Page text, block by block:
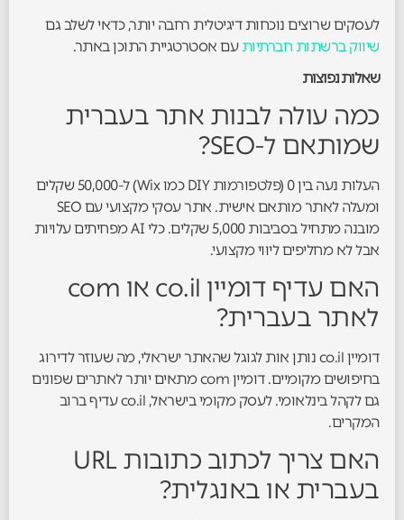
לעסקים שרוצים נוכחות דיגיטלית רחבה יותר, כדאי לשלב גם
שיווק ברשתות חברתיותעם אסטרטגיית התוכן באתר.
שאלות נפוצות
כמה עולה לבנות אתר בעברית
שמותאם ל-SEO?
העלות נעה בין 0 (פלטפורמות DIY כמו Wix) ל-50,000 שקלים
ומעלה לאתר מותאם אישית. אתר עסקי מקצועי עם SEO
מובנה מתחיל בסביבות 5,000 שקלים. כלי AI מפחיתים עלויות
אבל לא מחליפים ליווי מקצועי.
האם עדיף דומיין co.il או com
לאתר בעברית?
דומיין co.il נותן אות לגוגל שהאתר ישראלי, מה שעוזר לדירוג
בחיפושים מקומיים. דומיין com מתאים יותר לאתרים שפונים
גם לקהל בינלאומי. לעסק מקומי בישראל, co.il עדיף ברוב
המקרים.
האם צריך לכתוב כתובות URL
בעברית או באנגלית?